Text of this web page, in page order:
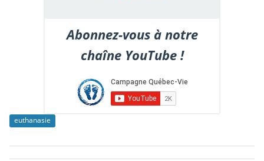
Abonnez-vous à notre
chaîne YouTube !
euthanasie